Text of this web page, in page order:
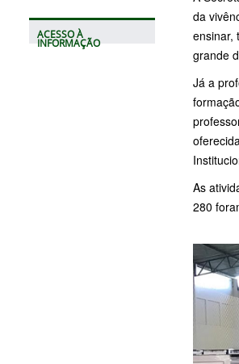
ACESSO À
INFORMAÇÃO
da
ensinar,
grande
Já a
As
280